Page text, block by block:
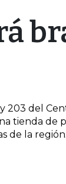
203 del
tienda de
de la región.